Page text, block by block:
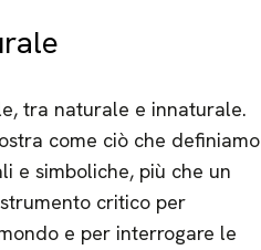
tra naturale e innaturale.
come ciò che definiamo
e simboliche, più che un
critico per
e per interrogare le